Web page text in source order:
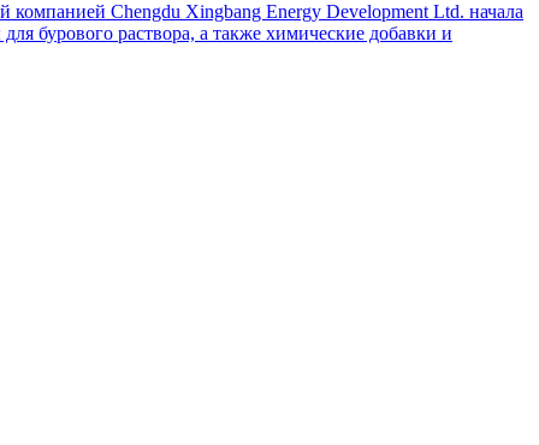
Chengdu Xingbang Energy Development Ltd. начала
бурового раствора, а также химические добавки и